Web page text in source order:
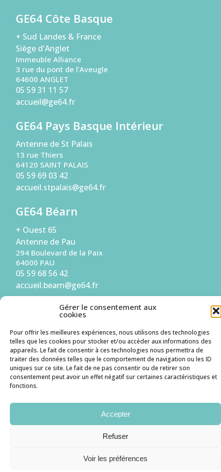
Gérer le consentement aux
cookies
Pour offrir les meilleures expériences, nous utilisons des technologies
telles que les cookies pour stocker et/ou accéder aux informations des
appareils. Le fait de consentir à ces technologies nous permettra de
traiter des données telles que le comportement de navigation ou les ID
uniques sur ce site. Le fait de ne pas consentir ou de retirer son
consentement peut avoir un effet négatif sur certaines caractéristiques et
fonctions.
Accepter
Refuser
Voir les préférences
GE64 Côte Basque
+ Sud Landes & France
Siège d'Anglet
Immeuble Alliance
3 rue du pont de l’Aveugle
64600 ANGLET
05 59 31 11 57
accueil@ge64.fr
GE64 Pays Basque Intérieur
Antenne de St Palais
13 rue Thiers
64120 SAINT PALAIS
05 59 69 03 42
accueil.stpalais@ge64.fr
GE64 Béarn
+ Ouest 65
Antenne de Pau
294 Boulevard de la Paix
64000 PAU
05 59 68 56 42
accueil.bearn@ge64.fr
S'inscrire à la Newsletter
Je suis une entreprise
Je suis un candidat
Politique des cookies